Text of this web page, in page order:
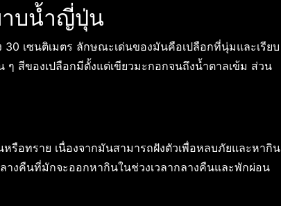
าบน้ำญี่ปุ่น
เซนติเมตร ลักษณะเด่นของมันคือเปลือกที่นุ่มและเรียบ
สีของเปลือกมีตั้งแต่เขียวมะกอกจนถึงน้ำตาลเข้ม ส่วน
อทราย เนื่องจากมันสามารถฝังตัวเพื่อหลบภัยและหากิน
งคืนที่มักจะออกหากินในช่วงเวลากลางคืนและพักผ่อน